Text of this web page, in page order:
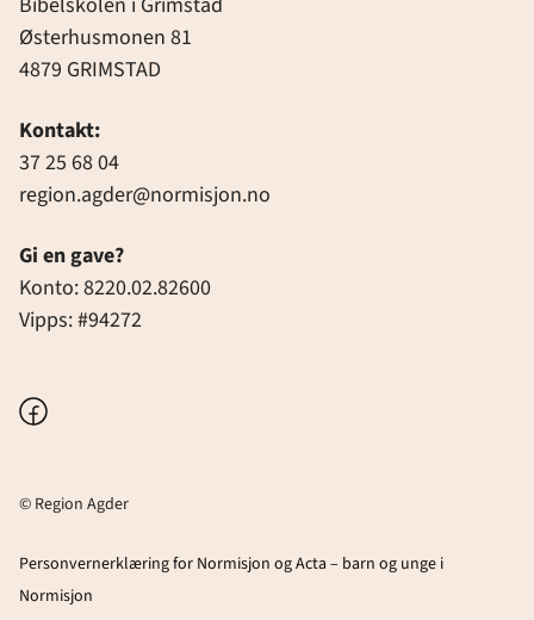
Østerhusmonen 81
4879 GRIMSTAD
Kontakt:
37 25 68 04
region.agder@normisjon.no
Gi en gave?
Konto: 8220.02.82600
Vipps: #94272
Facebook
© Region Agder
Personvernerklæring for Normisjon og Acta – barn og unge i
Normisjon